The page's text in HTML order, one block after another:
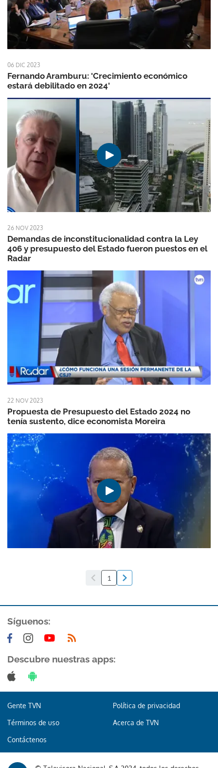
06 DIC 2023
Fernando Aramburu: 'Crecimiento económico
estará debilitado en 2024'
26 NOV 2023
Demandas de inconstitucionalidad contra la Ley
406 y presupuesto del Estado fueron puestos en el
Radar
22 NOV 2023
Propuesta de Presupuesto del Estado 2024 no
tenía sustento, dice economista Moreira
1
Síguenos:
Descubre nuestras apps:
Gente TVN Política de privacidad
Términos de uso Acerca de TVN
Contáctenos